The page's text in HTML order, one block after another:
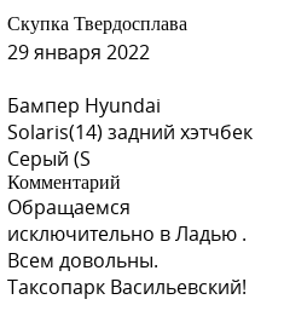
Скупка Твердосплава
29 января 2022
Бампер Hyundai
Solaris(14) задний хэтчбек
Серый (S
Комментарий
Обращаемся
исключительно в Ладью .
Всем довольны.
Таксопарк Васильевский!